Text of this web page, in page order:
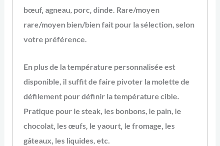
bœuf, agneau, porc, dinde. Rare/moyen
rare/moyen bien/bien fait pour la sélection, selon
votre préférence.
En plus de la température personnalisée est
disponible, il suffit de faire pivoter la molette de
défilement pour définir la température cible.
Pratique pour le steak, les bonbons, le pain, le
chocolat, les œufs, le yaourt, le fromage, les
gâteaux, les liquides, etc.